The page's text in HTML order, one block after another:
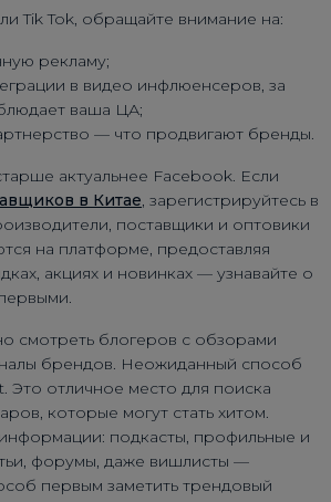
Tik Tok, обращайте внимание на:
рекламу;
в видео инфлюенсеров, за
ваша ЦА;
— что продвигают бренды.
актуальнее Facebook. Если
в Китае, зарегистрируйтесь в
поставщики и оптовики
на платформе, предоставляя
акциях и новинках — узнавайте о
смотреть блогеров с обзорами
брендов. Неожиданный способ
Это отличное место для поиска
которые могут стать хитом.
подкасты, профильные и
форумы, даже вишлисты —
первым заметить трендовый